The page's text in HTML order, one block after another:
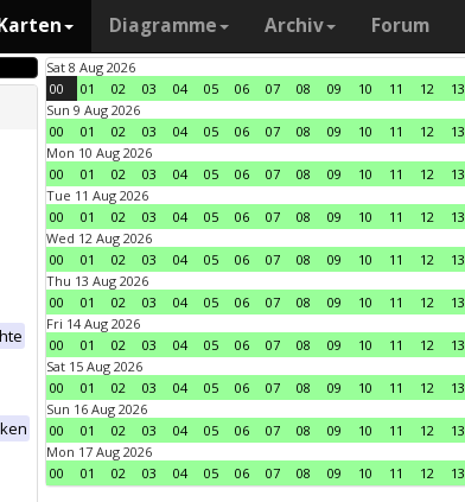
Diagramme Archiv Forum
Sat 8 Aug 2026
00
01 02 03 04 05 06 07 08 09 10 11 12 13
Sun 9 Aug 2026
00
01 02 03 04 05 06 07 08 09 10 11 12 13
Mon 10 Aug 2026
00
01 02 03 04 05 06 07 08 09 10 11 12 13
Tue 11 Aug 2026
00
01 02 03 04 05 06 07 08 09 10 11 12 13
Wed 12 Aug 2026
00
01 02 03 04 05 06 07 08 09 10 11 12 13
Thu 13 Aug 2026
00
01 02 03 04 05 06 07 08 09 10 11 12 13
Fri 14 Aug 2026
00
01 02 03 04 05 06 07 08 09 10 11 12 13
Sat 15 Aug 2026
00
01 02 03 04 05 06 07 08 09 10 11 12 13
Sun 16 Aug 2026
00
01 02 03 04 05 06 07 08 09 10 11 12 13
Mon 17 Aug 2026
00
01 02 03 04 05 06 07 08 09 10 11 12 13